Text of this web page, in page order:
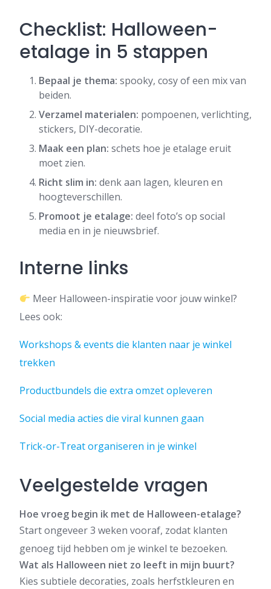
Checklist: Halloween-
etalage in 5 stappen
Bepaal je thema: spooky, cosy of een mix van
beiden.
Verzamel materialen: pompoenen, verlichting,
stickers, DIY-decoratie.
Maak een plan: schets hoe je etalage eruit
moet zien.
Richt slim in: denk aan lagen, kleuren en
hoogteverschillen.
Promoot je etalage: deel foto’s op social
media en in je nieuwsbrief.
Interne links
Meer Halloween-inspiratie voor jouw winkel?
Lees ook:
Workshops & events die klanten naar je winkel
trekken
Productbundels die extra omzet opleveren
Social media acties die viral kunnen gaan
Trick-or-Treat organiseren in je winkel
Veelgestelde vragen
Hoe vroeg begin ik met de Halloween-etalage?
Start ongeveer 3 weken vooraf, zodat klanten
genoeg tijd hebben om je winkel te bezoeken.
Wat als Halloween niet zo leeft in mijn buurt?
Kies subtiele decoraties, zoals herfstkleuren en